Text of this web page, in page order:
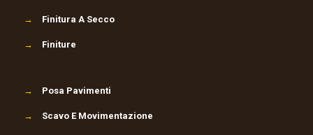
→ Finitura A Secco
→ Finiture
→ Posa Pavimenti
→ Scavo E Movimentazione